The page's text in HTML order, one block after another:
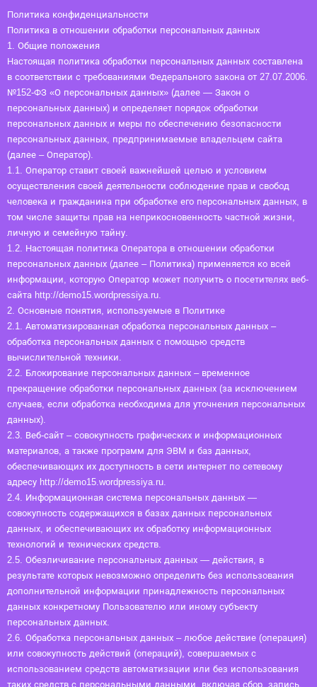
Политика конфиденциальности
Политика в отношении обработки персональных данных
1. Общие положения
Настоящая политика обработки персональных данных составлена
в соответствии с требованиями Федерального закона от 27.07.2006.
№152-ФЗ «О персональных данных» (далее — Закон о
персональных данных) и определяет порядок обработки
персональных данных и меры по обеспечению безопасности
персональных данных, предпринимаемые владельцем сайта
(далее – Оператор).
1.1. Оператор ставит своей важнейшей целью и условием
осуществления своей деятельности соблюдение прав и свобод
человека и гражданина при обработке его персональных данных, в
том числе защиты прав на неприкосновенность частной жизни,
личную и семейную тайну.
1.2. Настоящая политика Оператора в отношении обработки
персональных данных (далее – Политика) применяется ко всей
информации, которую Оператор может получить о посетителях веб-
сайта http://demo15.wordpressiya.ru.
2. Основные понятия, используемые в Политике
2.1. Автоматизированная обработка персональных данных –
обработка персональных данных с помощью средств
вычислительной техники.
2.2. Блокирование персональных данных – временное
прекращение обработки персональных данных (за исключением
случаев, если обработка необходима для уточнения персональных
данных).
2.3. Веб-сайт – совокупность графических и информационных
материалов, а также программ для ЭВМ и баз данных,
обеспечивающих их доступность в сети интернет по сетевому
адресу http://demo15.wordpressiya.ru.
2.4. Информационная система персональных данных —
совокупность содержащихся в базах данных персональных
данных, и обеспечивающих их обработку информационных
технологий и технических средств.
2.5. Обезличивание персональных данных — действия, в
результате которых невозможно определить без использования
дополнительной информации принадлежность персональных
данных конкретному Пользователю или иному субъекту
персональных данных.
2.6. Обработка персональных данных – любое действие (операция)
или совокупность действий (операций), совершаемых с
использованием средств автоматизации или без использования
таких средств с персональными данными, включая сбор, запись,